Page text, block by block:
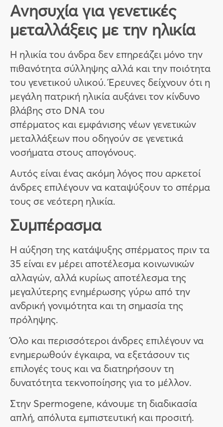
Ανησυχία για γενετικές
μεταλλάξεις με την ηλικία
Η ηλικία του άνδρα δεν επηρεάζει μόνο την
πιθανότητα σύλληψης αλλά και την ποιότητα
του γενετικού υλικού. Έρευνες δείχνουν ότι η
μεγάλη πατρική ηλικία αυξάνει τον κίνδυνο
βλάβης στο DNA του
σπέρματος και εμφάνισης νέων γενετικών
μεταλλάξεων που οδηγούν σε γενετικά
νοσήματα στους απογόνους.
Αυτός είναι ένας ακόμη λόγος που αρκετοί
άνδρες επιλέγουν να καταψύξουν το σπέρμα
τους σε νεότερη ηλικία.
Συμπέρασμα
Η αύξηση της κατάψυξης σπέρματος πριν τα
35 είναι εν μέρει αποτέλεσμα κοινωνικών
αλλαγών, αλλά κυρίως αποτέλεσμα της
μεγαλύτερης ενημέρωσης γύρω από την
ανδρική γονιμότητα και τη σημασία της
πρόληψης.
Όλο και περισσότεροι άνδρες επιλέγουν να
ενημερωθούν έγκαιρα, να εξετάσουν τις
επιλογές τους και να διατηρήσουν τη
δυνατότητα τεκνοποίησης για το μέλλον.
Στην Spermogene, κάνουμε τη διαδικασία
απλή, απόλυτα εμπιστευτική και προσιτή.